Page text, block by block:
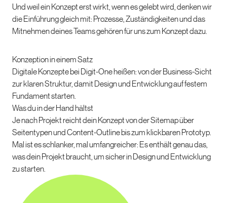
Und weil ein Konzept erst wirkt, wenn es gelebt wird, denken wir
die Einführung gleich mit: Prozesse, Zuständigkeiten und das
Mitnehmen deines Teams gehören für uns zum Konzept dazu.
Konzeption in einem Satz
Digitale Konzepte bei Digit-One heißen: von der Business-Sicht
zur klaren Struktur, damit Design und Entwicklung auf festem
Fundament starten.
Was du in der Hand hältst
Je nach Projekt reicht dein Konzept von der Sitemap über
Seitentypen und Content-Outline bis zum klickbaren Prototyp.
Mal ist es schlanker, mal umfangreicher: Es enthält genau das,
was dein Projekt braucht, um sicher in Design und Entwicklung
zu starten.